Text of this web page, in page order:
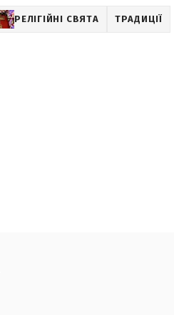
РЕЛІГІЙНІ СВЯТА ТРАДИЦІЇ